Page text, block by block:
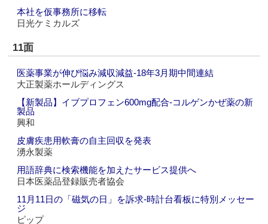
本社を仮事務所に移転
日光ケミカルズ
11面
医薬事業が伸び悩み減収減益‐18年3月期中間連結
大正製薬ホールディングス
【新製品】イブプロフェン600mg配合‐コルゲンかぜ薬の新
製品
興和
皮膚疾患用軟膏の自主回収を発表
湧永製薬
用語辞典に検索機能を加えたサービス提供へ
日本医薬品登録販売者協会
11月11日の「磁気の日」を訴求‐時計台看板に特別メッセー
ジ
ピップ